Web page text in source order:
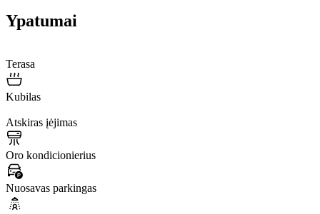
Ypatumai
Terasa
Kubilas
Atskiras įėjimas
Oro kondicionierius
Nuosavas parkingas